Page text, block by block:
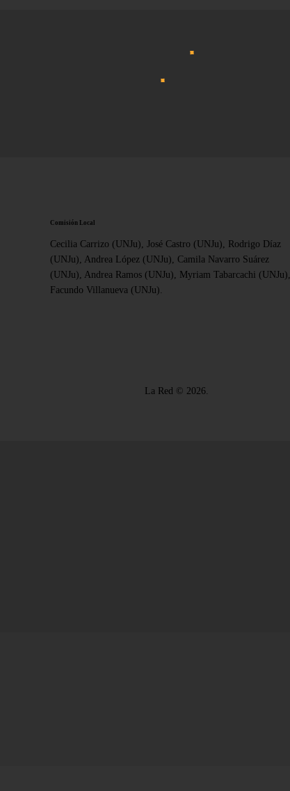
Comisión Local
Cecilia Carrizo (UNJu), José Castro (UNJu), Rodrigo Díaz
(UNJu), Andrea López (UNJu), Camila Navarro Suárez
(UNJu), Andrea Ramos (UNJu), Myriam Tabarcachi (UNJu),
Facundo Villanueva (UNJu).
La Red © 2026.